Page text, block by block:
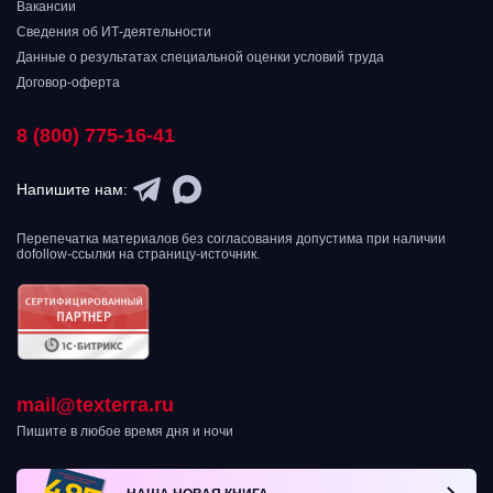
Вакансии
Сведения об ИТ-деятельности
Данные о результатах специальной оценки условий труда
Договор-оферта
8 (800) 775-16-41
Напишите нам:
Перепечатка материалов без согласования допустима при наличии
dofollow-ссылки на страницу-источник.
mail@texterra.ru
Пишите в любое время дня и ночи